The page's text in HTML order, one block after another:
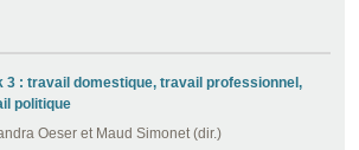
3 : travail domestique, travail professionnel,
politique
Oeser et Maud Simonet (dir.)